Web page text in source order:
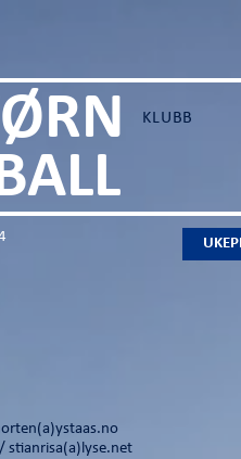
KLUBB
stianrisa(a)lyse.net